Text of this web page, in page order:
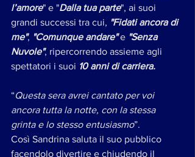
l’amore" e "Dalla tua parte", ai suoi
grandi successi tra cui, "Fidati ancora di
me", "Comunque andare" e "Senza
Nuvole", ripercorrendo assieme agli
spettatori i suoi 10 anni di carriera.
“Questa sera avrei cantato per voi
ancora tutta la notte, con la stessa
grinta e lo stesso entusiasmo”.
Così Sandrina saluta il suo pubblico
facendolo divertire e chiudendo il